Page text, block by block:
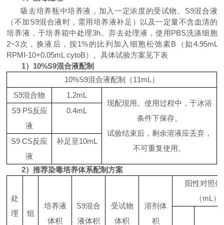
吸去培养瓶中培养液，加入一定浓度的受试物、 S9混合液
（不加S9混合液时，需用培养液补足）以及一定量不含血清的
培养液，于培养箱中处理3h。弃去处理液，使用PBS洗涤细胞
2~3次，换液后，按1%的比列加入细胞松弛素B （如4.95mL
RPMI-10+0.05mL cytoB）。具体试验方案见下表
1） 10%S9混合液配制
10%S9混合液配制（11mL）
S9混合物
1.2mL
现配现用。使用过程中，于冰浴
条件下保存。
试验结束后，剩余溶液应丢弃，
不可重复使用。
S9 PS反应
液
0.4mL
S9 CS反应
液
补足至10mL
2）推荐染毒培养体系配制方案
处
理
组
培养液
体积
S9混合
液体积
受试物
体积
溶剂体
积
阳性对照
（mL）